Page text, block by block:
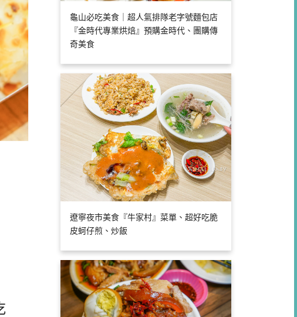
龜山必吃美食｜超人氣排隊老字號麵包店
『金時代專業烘焙』預購金時代、團購傳
奇美食
遼寧夜市美食『牛家村』菜單、超好吃脆
皮蚵仔煎、炒飯